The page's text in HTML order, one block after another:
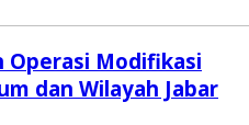
Operasi Modifikasi
dan Wilayah Jabar